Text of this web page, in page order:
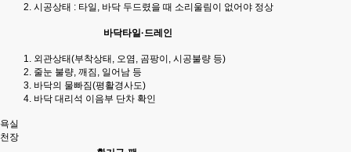
시공상태 : 타일, 바닥 두드렸을 때 소리울림이 없어야 정상
바닥타일·드레인
외관상태(부착상태, 오염, 곰팡이, 시공불량 등)
줄눈 불량, 깨짐, 일어남 등
바닥의 물빠짐(평활경사도)
바닥 대리석 이음부 단차 확인
욕실
천장